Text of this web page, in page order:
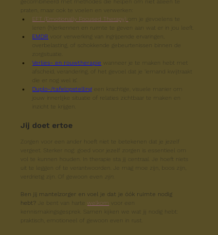
praten, maar ook te voelen en verwerken:
EFT (Emotionally Focused Therapy)
om je gevoelens te
leren (h)erkennen en ruimte te geven aan wat er in jou leeft.
EMDR voor verwerking van ingrijpende ervaringen,
overbelasting, of schokkende gebeurtenissen binnen de
zorgsituatie.
Verlies- en rouwtherapie wanneer je te maken hebt met
afscheid, verandering, of het gevoel dat je ‘iemand kwijtraakt
die er nog wel is’.
Duplo-/tafelopstelling een krachtige, visuele manier om
jouw innerlijke situatie of relaties zichtbaar te maken en
inzicht te krijgen.
Jij doet ertoe
Zorgen voor een ander hoeft niet te betekenen dat je jezelf
vergeet. Sterker nog: goed voor jezelf zorgen is essentieel om
vol te kunnen houden. In therapie sta jij centraal. Je hoeft niets
uit te leggen of te verantwoorden. Je mag moe zijn, boos zijn,
verdrietig zijn. Of gewoon even
zijn
Ben jij mantelzorger en voel je dat je óók ruimte nodig
hebt?
Je bent van harte welkom voor een
kennismakingsgesprek. Samen kijken we wat jij nodig hebt:
praktisch, emotioneel of gewoon even in rust.